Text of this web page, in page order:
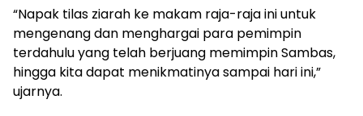
“Napak tilas ziarah ke makam raja-raja ini untuk
mengenang dan menghargai para pemimpin
terdahulu yang telah berjuang memimpin Sambas,
hingga kita dapat menikmatinya sampai hari ini,”
ujarnya.